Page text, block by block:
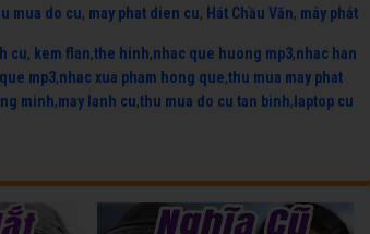
mua do cu, may phat dien cu, Hát Chầu Văn, máy phát
cu, kem flan,the hinh,nhac que huong mp3,nhac han
mp3,nhac xua pham hong que,thu mua may phat
minh,may lanh cu,thu mua do cu tan binh, laptop cu